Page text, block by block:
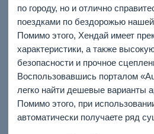
по городу, но и отлично
поездками по бездорожью
Помимо этого, Хендай имеет
характеристики, а также
безопасности и прочное
Воспользовавшись порталом
легко найти дешевые варианты
Помимо этого, при
автоматически получаете ряд